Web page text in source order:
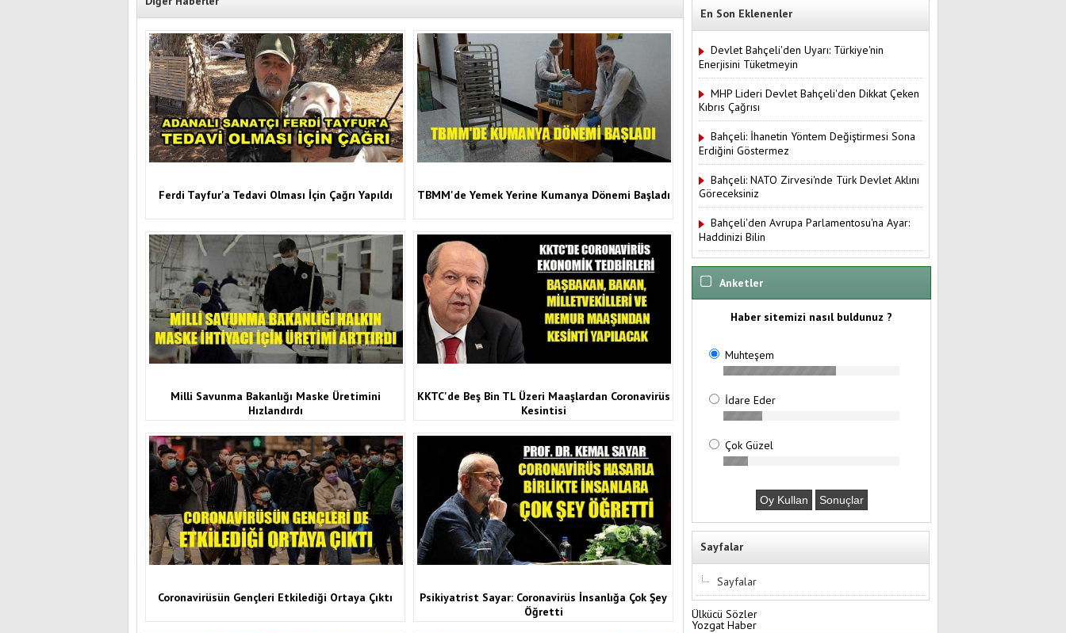
Ferdi Tayfur'a Tedavi Olması İçin Çağrı Yapıldı TBMM'de Yemek Yerine Kumanya Dönemi Başladı
Milli Savunma Bakanlığı Maske Üretimini
Hızlandırdı
KKTC'de Beş Bin TL Üzeri Maaşlardan Coronavirüs
Kesintisi
Coronavirüsün Gençleri Etkilediği Ortaya Çıktı
Psikiyatrist Sayar: Coronavirüs İnsanlığa Çok Şey
Öğretti
En Son Eklenenler
Devlet Bahçeli'den Uyarı: Türkiye'nin
Enerjisini Tüketmeyin
MHP Lideri Devlet Bahçeli'den Dikkat Çeken
Kıbrıs Çağrısı
Bahçeli: İhanetin Yöntem Değiştirmesi Sona
Erdiğini Göstermez
Bahçeli: NATO Zirvesi'nde Türk Devlet Aklını
Göreceksiniz
Bahçeli'den Avrupa Parlamentosu'na Ayar:
Haddinizi Bilin
Anketler
Haber sitemizi nasıl buldunuz ?
Muhteşem
İdare Eder
Çok Güzel
Sayfalar
Sayfalar
Ülkücü Sözler
Yozgat Haber